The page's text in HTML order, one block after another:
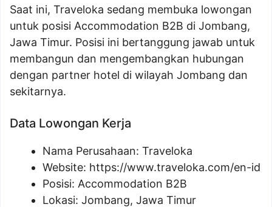
Saat ini, Traveloka sedang membuka lowongan
untuk posisi Accommodation B2B di Jombang,
Jawa Timur. Posisi ini bertanggung jawab untuk
membangun dan mengembangkan hubungan
dengan partner hotel di wilayah Jombang dan
sekitarnya.
Data Lowongan Kerja
Nama Perusahaan: Traveloka
Website: https://www.traveloka.com/en-id
Posisi: Accommodation B2B
Lokasi: Jombang, Jawa Timur